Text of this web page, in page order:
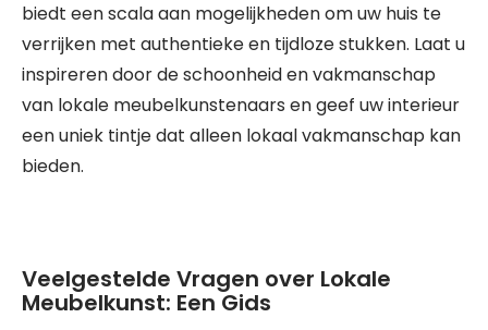
biedt een scala aan mogelijkheden om uw huis te
verrijken met authentieke en tijdloze stukken. Laat u
inspireren door de schoonheid en vakmanschap
van lokale meubelkunstenaars en geef uw interieur
een uniek tintje dat alleen lokaal vakmanschap kan
bieden.
Veelgestelde Vragen over Lokale
Meubelkunst: Een Gids